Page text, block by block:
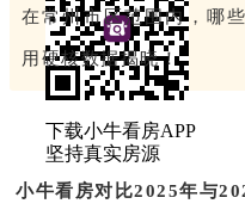
下载小牛看房APP
坚持真实房源
在常州市区范围内，哪
用硬核数据揭晓！
小牛看房对比2025年与